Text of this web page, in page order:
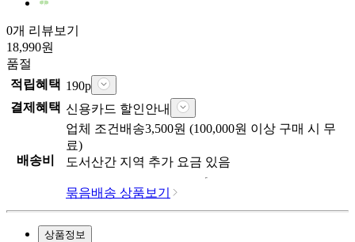
0개 리뷰보기
18,990원
품절
적립혜택 190p
결제혜택 신용카드 할인안내
배송비
업체 조건배송3,500원 (100,000원 이상 구매 시 무
료)
도서산간 지역 추가 요금 있음
묶음배송 상품보기
상품정보